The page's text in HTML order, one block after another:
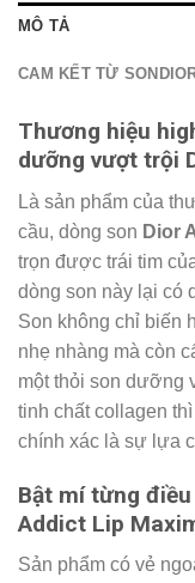
MÔ TẢ
CAM KẾT TỪ
Thương hiệu
dưỡng vượt trội
Là sản phẩm của
cầu, dòng son Dior
trọn được trái tim
dòng son này lại có
Son không chỉ biến
nhẹ nhàng mà còn
một thỏi son dưỡng
tinh chất collagen thì
chính xác là sự lựa
Bật mí từng
Addict Lip
Sản phẩm có vẻ